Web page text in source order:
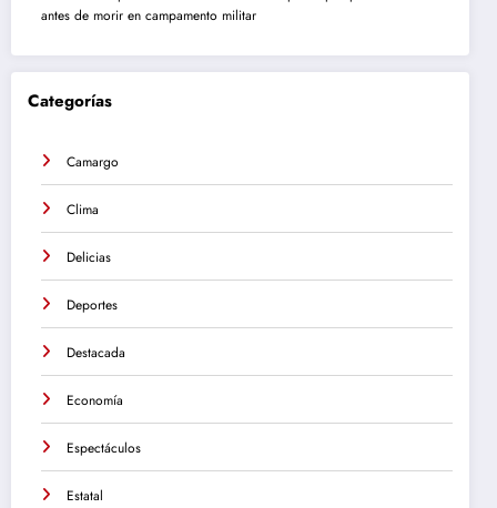
antes de morir en campamento militar
Categorías
Camargo
Clima
Delicias
Deportes
Destacada
Economía
Espectáculos
Estatal